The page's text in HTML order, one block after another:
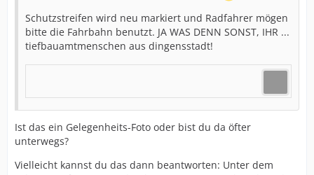
Schutzstreifen wird neu markiert und Radfahrer mögen
bitte die Fahrbahn benutzt. JA WAS DENN SONST, IHR ...
tiefbauamtmenschen aus dingensstadt!
Ist das ein Gelegenheits-Foto oder bist du da öfter
unterwegs?
Vielleicht kannst du das dann beantworten: Unter dem